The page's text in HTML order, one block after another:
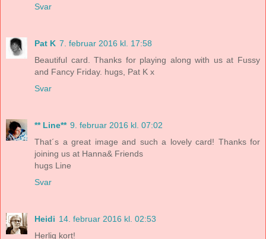
Svar
Pat K 7. februar 2016 kl. 17:58
Beautiful card. Thanks for playing along with us at Fussy
and Fancy Friday. hugs, Pat K x
Svar
** Line** 9. februar 2016 kl. 07:02
That´s a great image and such a lovely card! Thanks for
joining us at Hanna& Friends
hugs Line
Svar
Heidi 14. februar 2016 kl. 02:53
Herlig kort!